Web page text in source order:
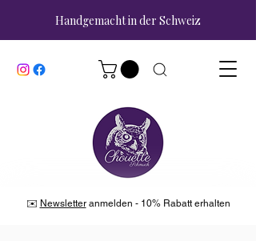
Handgemacht in der Schweiz
✉️ Newsletteranmelden - 10% Rabatt erhalten